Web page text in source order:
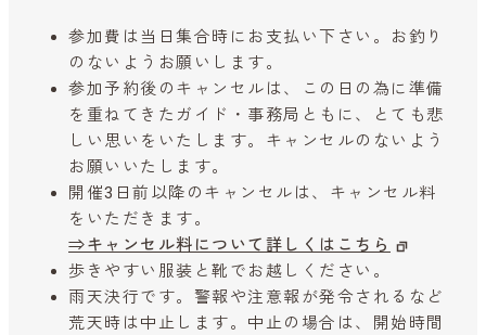
参加費は当日集合時にお支払い下さい。お釣り
のないようお願いします。
参加予約後のキャンセルは、この日の為に準備
を重ねてきたガイド・事務局ともに、とても悲
しい思いをいたします。キャンセルのないよう
お願いいたします。
開催3日前以降のキャンセルは、キャンセル料
をいただきます。
⇒キャンセル料について詳しくはこちら
歩きやすい服装と靴でお越しください。
雨天決行です。警報や注意報が発令されるなど
荒天時は中止します。中止の場合は、開始時間